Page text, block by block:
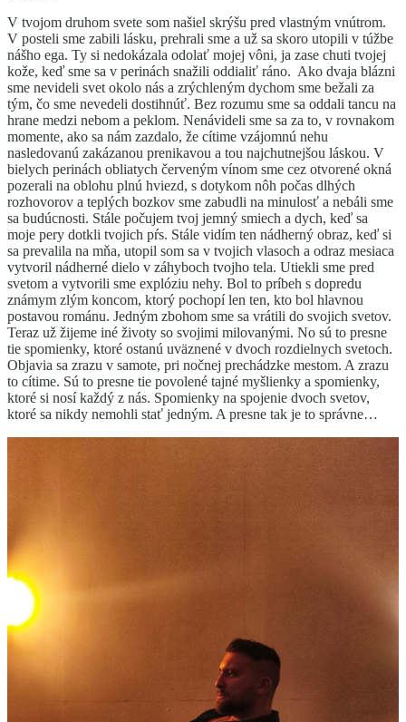
V tvojom druhom svete som našiel skrýšu pred vlastným vnútrom.
V posteli sme zabili lásku, prehrali sme a už sa skoro utopili v túžbe
nášho ega. Ty si nedokázala odolať mojej vôni, ja zase chuti tvojej
kože, keď sme sa v perinách snažili oddialiť ráno. Ako dvaja blázni
sme nevideli svet okolo nás a zrýchleným dychom sme bežali za
tým, čo sme nevedeli dostihnúť. Bez rozumu sme sa oddali tancu na
hrane medzi nebom a peklom. Nenávideli sme sa za to, v rovnakom
momente, ako sa nám zazdalo, že cítime vzájomnú nehu
nasledovanú zakázanou prenikavou a tou najchutnejšou láskou. V
bielych perinách obliatych červeným vínom sme cez otvorené okná
pozerali na oblohu plnú hviezd, s dotykom nôh počas dlhých
rozhovorov a teplých bozkov sme zabudli na minulosť a nebáli sme
sa budúcnosti. Stále počujem tvoj jemný smiech a dych, keď sa
moje pery dotkli tvojich pŕs. Stále vidím ten nádherný obraz, keď si
sa prevalila na mňa, utopil som sa v tvojich vlasoch a odraz mesiaca
vytvoril nádherné dielo v záhyboch tvojho tela. Utiekli sme pred
svetom a vytvorili sme explóziu nehy. Bol to príbeh s dopredu
známym zlým koncom, ktorý pochopí len ten, kto bol hlavnou
postavou románu. Jedným zbohom sme sa vrátili do svojich svetov.
Teraz už žijeme iné životy so svojimi milovanými. No sú to presne
tie spomienky, ktoré ostanú uväznené v dvoch rozdielnych svetoch.
Objavia sa zrazu v samote, pri nočnej prechádzke mestom. A zrazu
to cítime. Sú to presne tie povolené tajné myšlienky a spomienky,
ktoré si nosí každý z nás. Spomienky na spojenie dvoch svetov,
ktoré sa nikdy nemohli stať jedným. A presne tak je to správne…